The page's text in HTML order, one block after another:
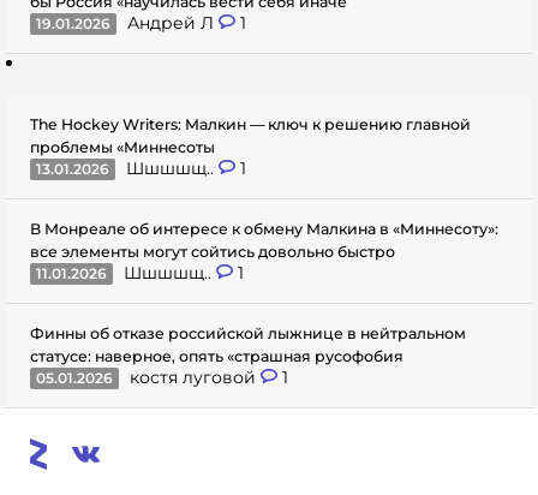
19.01.2026
Андрей Л 1
The Hockey Writers: Малкин — ключ к решению главной
проблемы «Миннесоты
13.01.2026
Шшшшщ.. 1
В Монреале об интересе к обмену Малкина в «Миннесоту»:
все элементы могут сойтись довольно быстро
11.01.2026
Шшшшщ.. 1
Финны об отказе российской лыжнице в нейтральном
статусе: наверное, опять «страшная русофобия
05.01.2026
костя луговой 1